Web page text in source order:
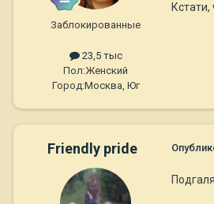
Заблокированные
23,5 тыс
Пол:Женский
Город:Москва, Юг
Кстати,
Friendly pride